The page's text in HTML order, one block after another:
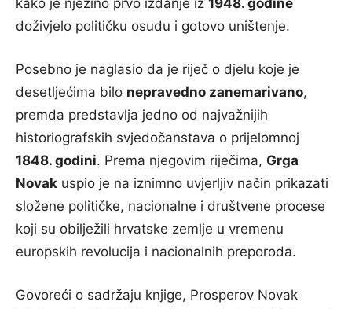
kako je njezino prvo izdanje iz 1948. godine
doživjelo političku osudu i gotovo uništenje.
Posebno je naglasio da je riječ o djelu koje je
desetljećima bilo nepravedno zanemarivano,
premda predstavlja jedno od najvažnijih
historiografskih svjedočanstava o prijelomnoj
1848. godini. Prema njegovim riječima, Grga
Novak uspio je na iznimno uvjerljiv način prikazati
složene političke, nacionalne i društvene procese
koji su obilježili hrvatske zemlje u vremenu
europskih revolucija i nacionalnih preporoda.
Govoreći o sadržaju knjige, Prosperov Novak